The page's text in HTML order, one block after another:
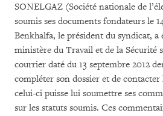
SONELGAZ (Société nationale de
soumis ses documents fondateurs le
Benkhalfa, le président du syndicat, a
ministère du Travail et de la Sécurité
courrier daté du 13 septembre 2012
compléter son dossier et de
celui-ci puisse lui soumettre ses
sur les statuts soumis. Ces